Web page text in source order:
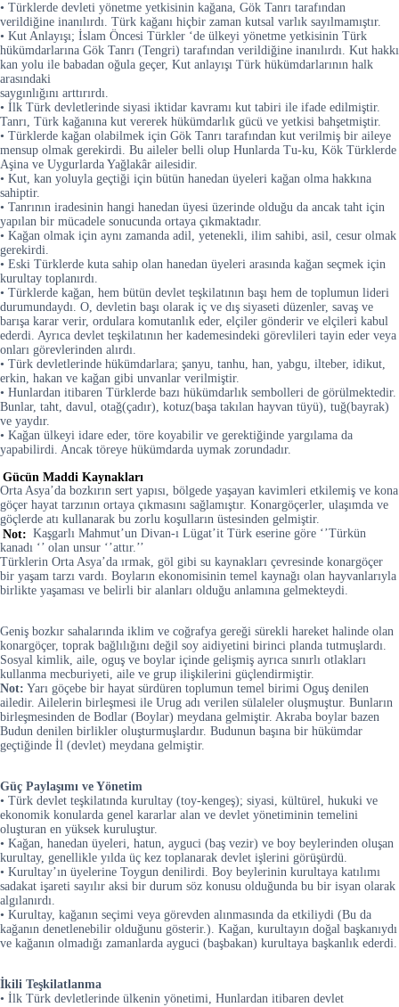
• Türklerde devleti yönetme yetkisinin kağana, Gök Tanrı tarafından
verildiğine inanılırdı. Türk kağanı hiçbir zaman kutsal varlık sayılmamıştır.
• Kut Anlayışı; İslam Öncesi Türkler ‘de ülkeyi yönetme yetkisinin Türk
hükümdarlarına Gök Tanrı (Tengri) tarafından verildiğine inanılırdı. Kut hakkı
kan yolu ile babadan oğula geçer, Kut anlayışı Türk hükümdarlarının halk
arasındaki
saygınlığını arttırırdı.
• İlk Türk devletlerinde siyasi iktidar kavramı kut tabiri ile ifade edilmiştir.
Tanrı, Türk kağanına kut vererek hükümdarlık gücü ve yetkisi bahşetmiştir.
• Türklerde kağan olabilmek için Gök Tanrı tarafından kut verilmiş bir aileye
mensup olmak gerekirdi. Bu aileler belli olup Hunlarda Tu-ku, Kök Türklerde
Aşina ve Uygurlarda Yağlakâr ailesidir.
• Kut, kan yoluyla geçtiği için bütün hanedan üyeleri kağan olma hakkına
sahiptir.
• Tanrının iradesinin hangi hanedan üyesi üzerinde olduğu da ancak taht için
yapılan bir mücadele sonucunda ortaya çıkmaktadır.
• Kağan olmak için aynı zamanda adil, yetenekli, ilim sahibi, asil, cesur olmak
gerekirdi.
• Eski Türklerde kuta sahip olan hanedan üyeleri arasında kağan seçmek için
kurultay toplanırdı.
• Türklerde kağan, hem bütün devlet teşkilatının başı hem de toplumun lideri
durumundaydı. O, devletin başı olarak iç ve dış siyaseti düzenler, savaş ve
barışa karar verir, ordulara komutanlık eder, elçiler gönderir ve elçileri kabul
ederdi. Ayrıca devlet teşkilatının her kademesindeki görevlileri tayin eder veya
onları görevlerinden alırdı.
• Türk devletlerinde hükümdarlara; şanyu, tanhu, han, yabgu, ilteber, idikut,
erkin, hakan ve kağan gibi unvanlar verilmiştir.
• Hunlardan itibaren Türklerde bazı hükümdarlık sembolleri de görülmektedir.
Bunlar, taht, davul, otağ(çadır), kotuz(başa takılan hayvan tüyü), tuğ(bayrak)
ve yaydır.
• Kağan ülkeyi idare eder, töre koyabilir ve gerektiğinde yargılama da
yapabilirdi. Ancak töreye hükümdarda uymak zorundadır.
Gücün Maddi Kaynakları
Orta Asya’da bozkırın sert yapısı, bölgede yaşayan kavimleri etkilemiş ve kona
göçer hayat tarzının ortaya çıkmasını sağlamıştır. Konargöçerler, ulaşımda ve
göçlerde atı kullanarak bu zorlu koşulların üstesinden gelmiştir.
Not: Kaşgarlı Mahmut’un Divan-ı Lügat’it Türk eserine göre ‘’Türkün
kanadı ‘’ olan unsur ‘’attır.’’
Türklerin Orta Asya’da ırmak, göl gibi su kaynakları çevresinde konargöçer
bir yaşam tarzı vardı. Boyların ekonomisinin temel kaynağı olan hayvanlarıyla
birlikte yaşaması ve belirli bir alanları olduğu anlamına gelmekteydi.
Geniş bozkır sahalarında iklim ve coğrafya gereği sürekli hareket halinde olan
konargöçer, toprak bağlılığını değil soy aidiyetini birinci planda tutmuşlardı.
Sosyal kimlik, aile, oguş ve boylar içinde gelişmiş ayrıca sınırlı otlakları
kullanma mecburiyeti, aile ve grup ilişkilerini güçlendirmiştir.
Not: Yarı göçebe bir hayat sürdüren toplumun temel birimi Oguş denilen
ailedir. Ailelerin birleşmesi ile Urug adı verilen sülaleler oluşmuştur. Bunların
birleşmesinden de Bodlar (Boylar) meydana gelmiştir. Akraba boylar bazen
Budun denilen birlikler oluşturmuşlardır. Budunun başına bir hükümdar
geçtiğinde İl (devlet) meydana gelmiştir.
Güç Paylaşımı ve Yönetim
• Türk devlet teşkilatında kurultay (toy-kengeş); siyasi, kültürel, hukuki ve
ekonomik konularda genel kararlar alan ve devlet yönetiminin temelini
oluşturan en yüksek kuruluştur.
• Kağan, hanedan üyeleri, hatun, ayguci (baş vezir) ve boy beylerinden oluşan
kurultay, genellikle yılda üç kez toplanarak devlet işlerini görüşürdü.
• Kurultay’ın üyelerine Toygun denilirdi. Boy beylerinin kurultaya katılımı
sadakat işareti sayılır aksi bir durum söz konusu olduğunda bu bir isyan olarak
algılanırdı.
• Kurultay, kağanın seçimi veya görevden alınmasında da etkiliydi (Bu da
kağanın denetlenebilir olduğunu gösterir.). Kağan, kurultayın doğal başkanıydı
ve kağanın olmadığı zamanlarda ayguci (başbakan) kurultaya başkanlık ederdi.
İkili Teşkilatlanma
• İlk Türk devletlerinde ülkenin yönetimi, Hunlardan itibaren devlet